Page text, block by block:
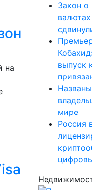
на
Закон о
выпуск
мире
Россия